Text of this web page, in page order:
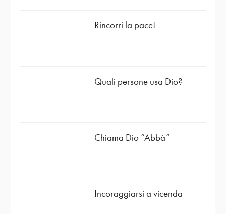
Rincorri la pace!
Quali persone usa Dio?
Chiama Dio “Abbà”
Incoraggiarsi a vicenda